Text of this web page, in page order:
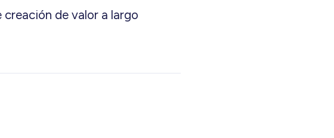
de valor a largo